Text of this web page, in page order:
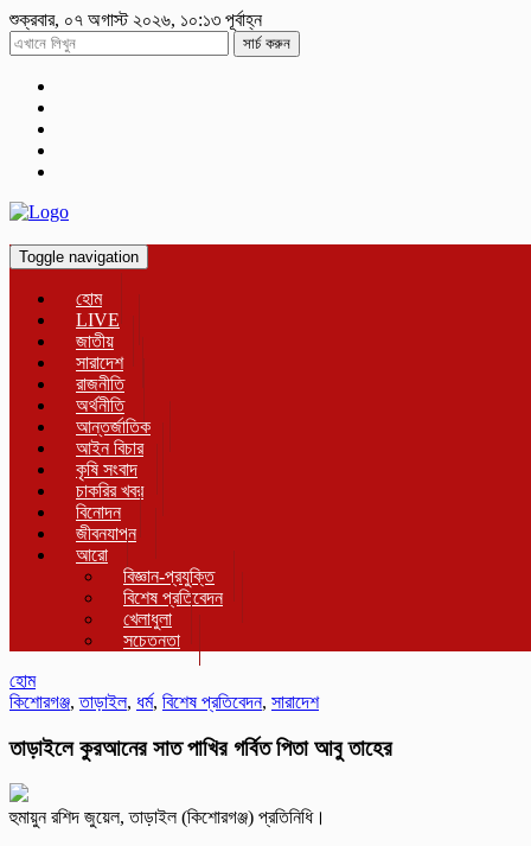
শুক্রবার, ০৭ অগাস্ট ২০২৬, ১০:১৩ পূর্বাহ্ন
সার্চ করুন
Toggle navigation
হোম
LIVE
জাতীয়
সারাদেশ
রাজনীতি
অর্থনীতি
আন্তর্জাতিক
আইন বিচার
কৃষি সংবাদ
চাকরির খবর
বিনোদন
জীবনযাপন
আরো
বিজ্ঞান-প্রযুক্তি
বিশেষ প্রতিবেদন
খেলাধুলা
সচেতনতা
হোম
কিশোরগঞ্জ,তাড়াইল, ধর্ম, বিশেষ প্রতিবেদন, সারাদেশ
তাড়াইলে কুরআনের সাত পাখির গর্বিত পিতা আবু তাহের
হুমায়ুন রশিদ জুয়েল, তাড়াইল (কিশোরগঞ্জ) প্রতিনিধি।